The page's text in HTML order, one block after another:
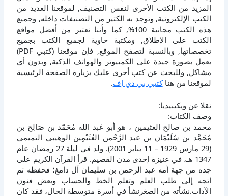
المزيد من الكتب الأخرى لنفس التصنيف, لموقعنا العديد من
الكتب الإلكترونية, وتوجد به الكثير من التصنيفات داخله, وجميع
هذه الكتب مجانية 100%, كما وأننا نعتبر من أفضل مواقع
الكتب على الإطلاق, ومكتبة حاوية لجميع الكتب بجميع
تخصصاتها, وبالنسبة لتصفح الموقع, فإن موقعنا (كتبي PDF)
يعمل بصورة جيدة على الكمبيوتر والهواتف الذكية, وبدون أي
مشاكل, وللبحث عن كتب أخرى عليك بزيارة الصفحة الرئيسية
لموقعنا من هناكتبي بي دي إف.
نقلا عن ويكيبيديا:
وصف الكتاب:
محمد بن صالح العثيمين ، هو أبو عَبد الله مُحَمّد بن صَالِح بن
مُحَمَّد بن سُلَيْمَان بن عبد الرَّحْمن العُثَيْمِين الوهيبي التميمي
(29 مارس 1929 – 11 يناير 2001). ولد في ليلة 27 رمضان عام
1347 هـ، في عنيزة إحدى مدن القصيم. قرأ القرآن الكريم على
جده من جهة أمه عبد الرحمن بن سليمان آل دامغ؛ فحفظه ثم
اتجه إلى طلب العلم وتعلم الخط والحساب وبعض فنون
الآداب.نشأته من الصغرنشأ في أسرة متوسطة الحال، فقد كان